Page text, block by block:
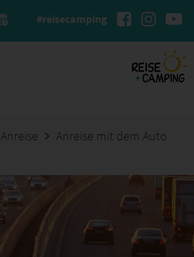
#reisecamping
Anreise Anreise mit dem Auto